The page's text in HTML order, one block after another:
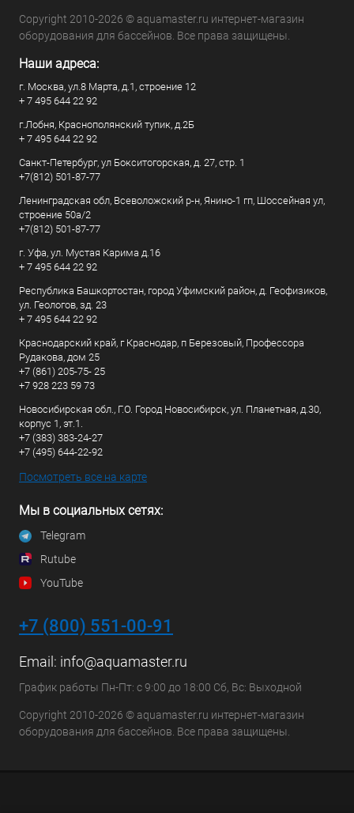
Copyright 2010-2026 © aquamaster.ru интернет-магазин
оборудования для бассейнов. Все права защищены.
Наши адреса:
г. Москва, ул.8 Марта, д.1, строение 12
+ 7 495 644 22 92
г.Лобня, Краснополянский тупик, д.2Б
+ 7 495 644 22 92
Санкт-Петербург, ул Бокситогорская, д. 27, стр. 1
+7(812) 501-87-77
Ленинградская обл, Всеволожский р-н, Янино-1 гп, Шоссейная ул,
строение 50а/2
+7(812) 501-87-77
г. Уфа, ул. Мустая Карима д.16
+ 7 495 644 22 92
Республика Башкортостан, город Уфимский район, д. Геофизиков,
ул. Геологов, зд. 23
+ 7 495 644 22 92
Краснодарский край, г Краснодар, п Березовый, Профессора
Рудакова, дом 25
+7 (861) 205-75- 25
+7 928 223 59 73
Новосибирская обл., Г.О. Город Новосибирск, ул. Планетная, д.30,
корпус 1, эт.1.
+7 (383) 383-24-27
+7 (495) 644-22-92
Посмотреть все на карте
Мы в социальных сетях:
Telegram
Rutube
YouTube
+7 (800) 551-00-91
Email: info@aquamaster.ru
График работы Пн-Пт: с 9:00 до 18:00 Сб, Вс: Выходной
Copyright 2010-2026 © aquamaster.ru интернет-магазин
оборудования для бассейнов. Все права защищены.